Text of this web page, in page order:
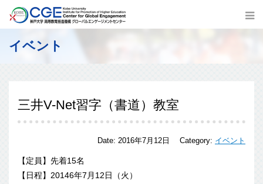
イベント
三井V-Net習字（書道）教室
Date:2016年7月12日 Category: イベント
【定員】先着15名
【日程】20146年7月12日（火）